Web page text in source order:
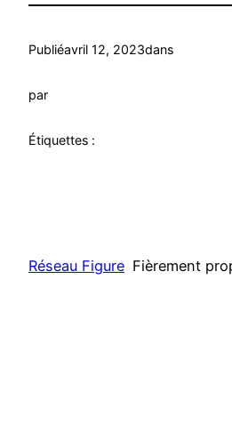
Publiéavril 12, 2023dans
par
Étiquettes :
Réseau Figure Fièrement